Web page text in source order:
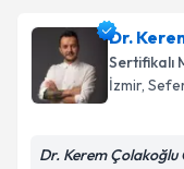
Dr.
Sertifikalı
İzmir,
Dr. Kerem Çolakoğlu